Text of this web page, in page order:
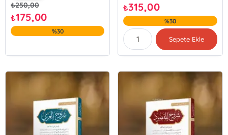
₺250,00
₺175,00
%30
₺315,00
%30
Sepete Ekle